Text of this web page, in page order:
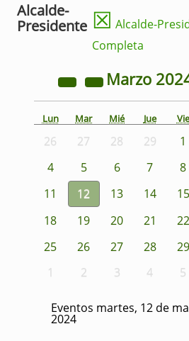
Alcalde-
Presidente ☒ Alcalde-
Completa
Marzo
Lun Mar Mié Jue Vie
26 27 28 29 1
4
5 6 7 8
11
12 13 14 15
18
19 20 21 22
25
26 27 28 29
1
2 3 4 5
Eventos martes, 12 de
2024